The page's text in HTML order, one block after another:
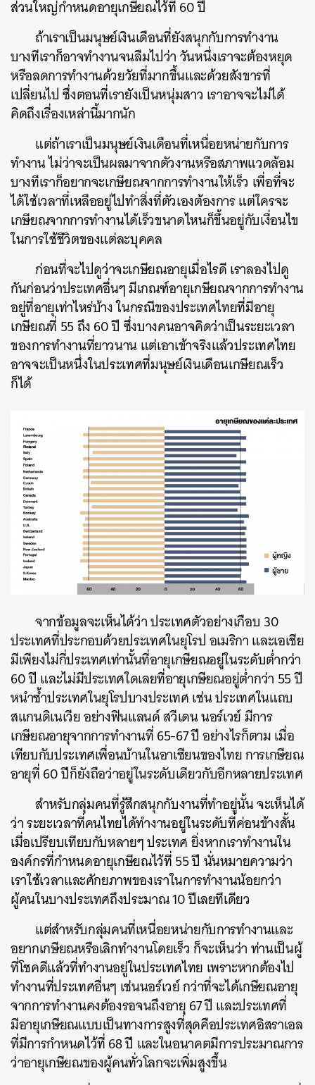
ส่วนใหญ่กำหนดอายุเกษียณไว้ที่ 60 ปี
ถ้าเราเป็นมนุษย์เงินเดือนที่ยังสนุกกับการทำงาน
บางทีเราก็อาจทำงานจนลืมไปว่า วันหนึ่งเราจะต้องหยุด
หรือลดการทำงานด้วยวัยที่มากขึ้นและด้วยสังขารที่
เปลี่ยนไป ซึ่งตอนที่เรายังเป็นหนุ่มสาว เราอาจจะไม่ได้
คิดถึงเรื่องเหล่านี้มากนัก
แต่ถ้าเราเป็นมนุษย์เงินเดือนที่เหนื่อยหน่ายกับการ
ทำงาน ไม่ว่าจะเป็นผลมาจากตัวงานหรือสภาพแวดล้อม
บางทีเราก็อยากจะเกษียณจากการทำงานให้เร็ว เพื่อที่จะ
ได้ใช้เวลาที่เหลืออยู่ไปทำสิ่งที่ตัวเองต้องการ แต่ใครจะ
เกษียณจากการทำงานได้เร็วขนาดไหนก็ขึ้นอยู่กับเงื่อนไข
ในการใช้ชีวิตของแต่ละบุคคล
ก่อนที่จะไปดูว่าจะเกษียณอายุเมื่อไรดี เราลองไปดู
กันก่อนว่าประเทศอื่นๆ มีเกณฑ์อายุเกษียณจากการทำงาน
อยู่ที่อายุเท่าไหร่บ้าง ในกรณีของประเทศไทยที่มีอายุ
เกษียณที่ 55 ถึง 60 ปี ซึ่งบางคนอาจคิดว่าเป็นระยะเวลา
ของการทำงานที่ยาวนาน แต่เอาเข้าจริงแล้วประเทศไทย
อาจจะเป็นหนึ่งในประเทศที่มนุษย์เงินเดือนเกษียณเร็ว
ก็ได้
จากข้อมูลจะเห็นได้ว่า ประเทศตัวอย่างเกือบ 30
ประเทศที่ประกอบด้วยประเทศในยุโรป อเมริกา และเอเชีย
มีเพียงไม่กี่ประเทศเท่านั้นที่อายุเกษียณอยู่ในระดับต่ำกว่า
60 ปี และไม่มีประเทศใดเลยที่อายุเกษียณอยู่ต่ำกว่า 55 ปี
หนำซ้ำประเทศในยุโรปบางประเทศ เช่น ประเทศในแถบ
สแกนดิเนเวีย อย่างฟินแลนด์ สวีเดน นอร์เวย์ มีการ
เกษียณอายุจากการทำงานที่ 65-67 ปี อย่างไรก็ตาม เมื่อ
เทียบกับประเทศเพื่อนบ้านในอาเซียนของไทย การเกษียณ
อายุที่ 60 ปีก็ยังถือว่าอยู่ในระดับเดียวกับอีกหลายประเทศ
สำหรับกลุ่มคนที่รู้สึกสนุกกับงานที่ทำอยู่นั้น จะเห็นได้
ว่า ระยะเวลาที่คนไทยได้ทำงานอยู่ในระดับที่ค่อนข้างสั้น
เมื่อเปรียบเทียบกับหลายๆ ประเทศ ยิ่งหากเราทำงานใน
องค์กรที่กำหนดอายุเกษียณไว้ที่ 55 ปี นั่นหมายความว่า
เราใช้เวลาและศักยภาพของเราในการทำงานน้อยกว่า
ผู้คนในบางประเทศถึงประมาณ 10 ปีเลยทีเดียว
แต่สำหรับกลุ่มคนที่เหนื่อยหน่ายกับการทำงานและ
อยากเกษียณหรือเลิกทำงานโดยเร็ว ก็จะเห็นว่า ท่านเป็นผู้
ที่โชคดีแล้วที่ทำงานอยู่ในประเทศไทย เพราะหากต้องไป
ทำงานที่ประเทศอื่นๆ เช่นนอร์เวย์ กว่าที่จะได้เกษียณอายุ
จากการทำงานคงต้องรอจนถึงอายุ 67 ปี และประเทศที่
มีอายุเกษียณแบบเป็นทางการสูงที่สุดคือประเทศอิสราเอล
ที่มีการกำหนดไว้ที่ 68 ปี และในอนาคตมีการประมาณการ
ว่าอายุเกษียณของผู้คนทั่วโลกจะเพิ่มสูงขึ้น